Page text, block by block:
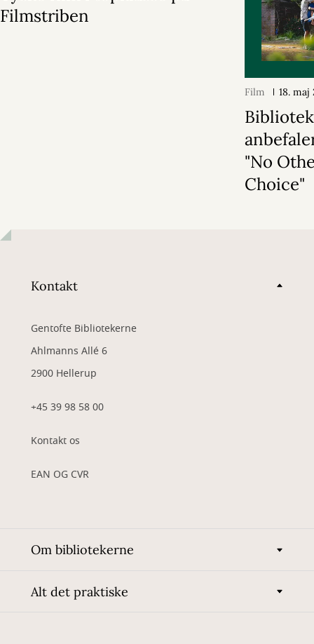
Filmstriben
Film 18. maj
"No
Choice"
Kontakt
Gentofte Bibliotekerne
Ahlmanns Allé 6
2900 Hellerup
+45 39 98 58 00
Kontakt os
EAN OG CVR
Om bibliotekerne
Alt det praktiske